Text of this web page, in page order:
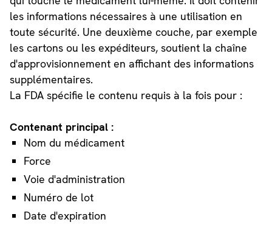
les informations nécessaires à une utilisation en
toute sécurité. Une deuxième couche, par exemple
les cartons ou les expéditeurs, soutient la chaîne
d'approvisionnement en affichant des informations
supplémentaires.
La FDA spécifie le contenu requis à la fois pour :
Contenant principal :
Nom du médicament
Force
Voie d'administration
Numéro de lot
Date d'expiration